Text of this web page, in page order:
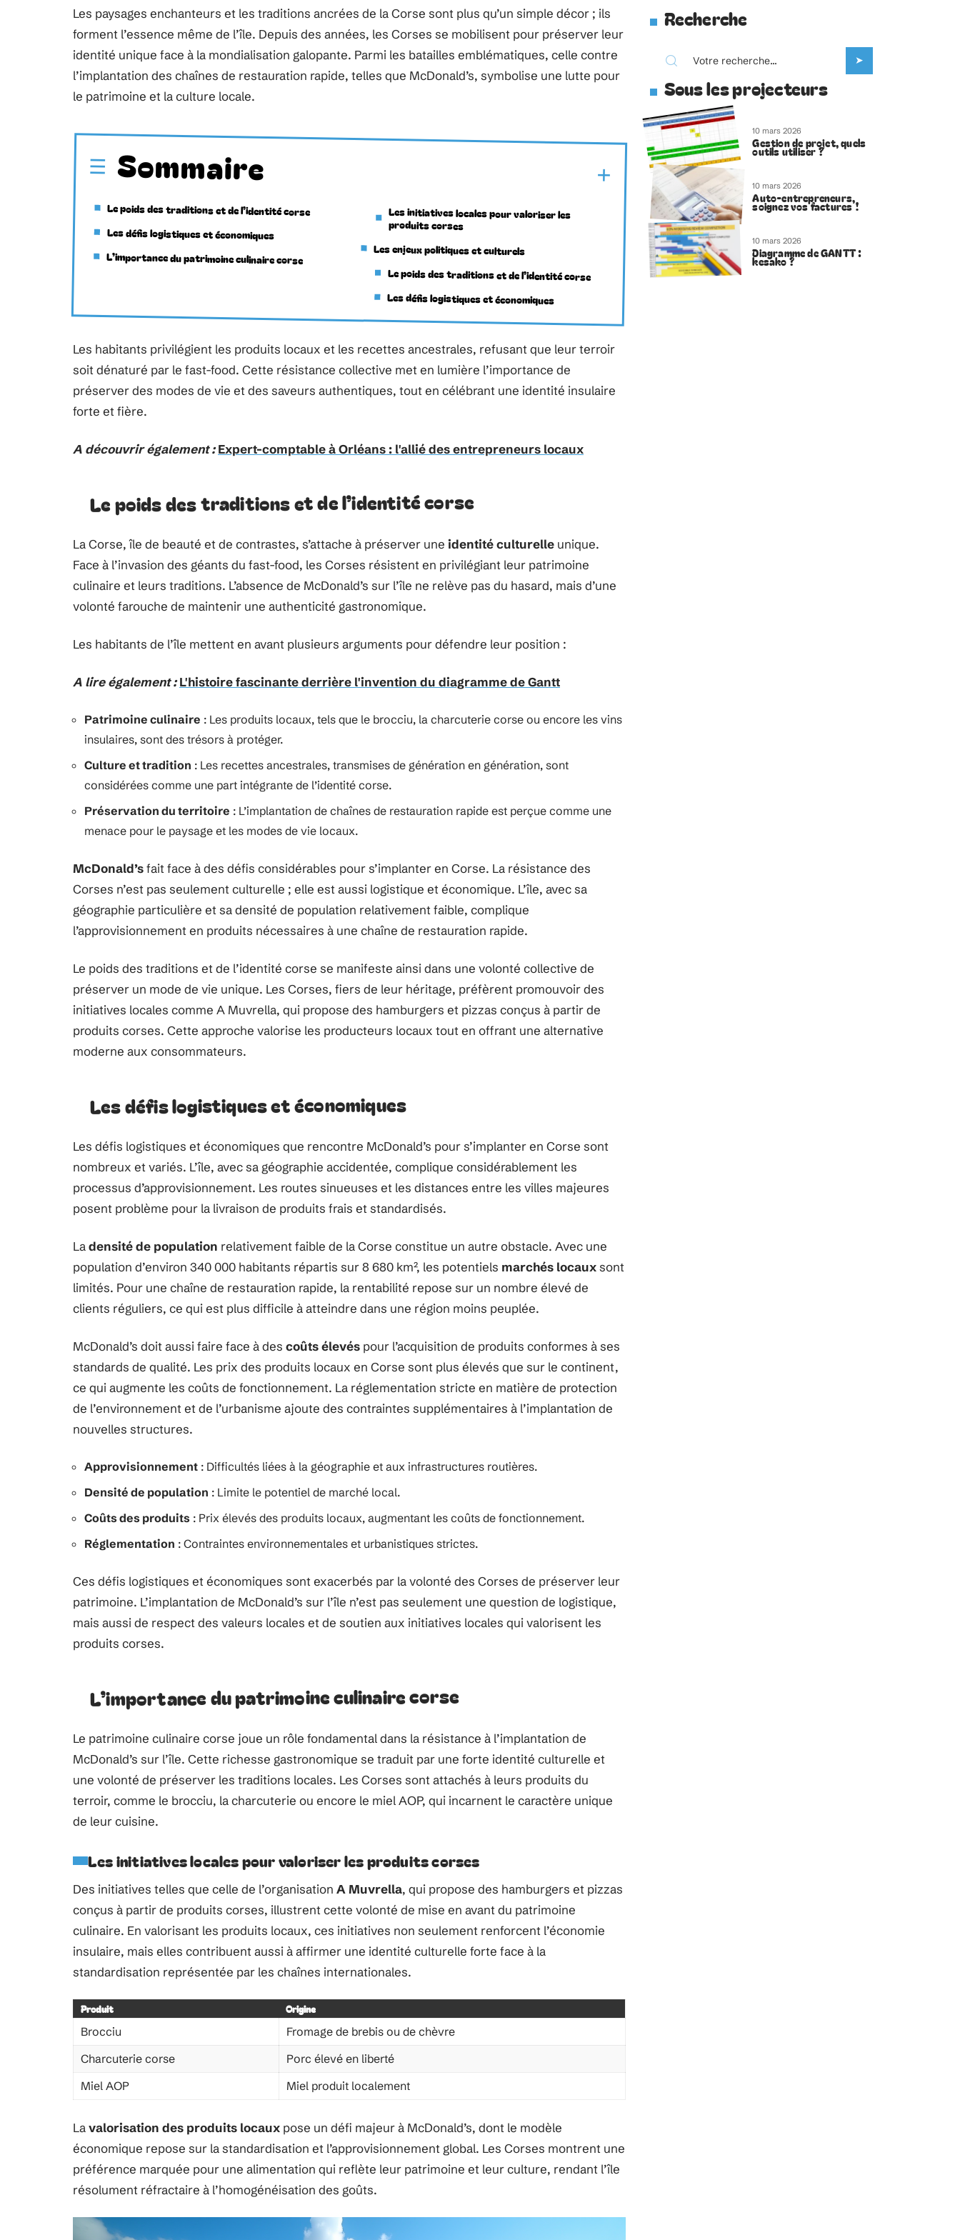
Les paysages enchanteurs et les traditions ancrées de la Corse sont plus qu’un simple décor ; ils
forment l’essence même de l’île. Depuis des années, les Corses se mobilisent pour préserver leur
identité unique face à la mondialisation galopante. Parmi les batailles emblématiques, celle contre
l’implantation des chaînes de restauration rapide, telles que McDonald’s, symbolise une lutte pour
le patrimoine et la culture locale.
Sommaire
Le poids des traditions et de l’identité corse
Les défis logistiques et économiques
L’importance du patrimoine culinaire corse
Les initiatives locales pour valoriser les
produits corses
Les enjeux politiques et culturels
Le poids des traditions et de l’identité corse
Les défis logistiques et économiques
Les habitants privilégient les produits locaux et les recettes ancestrales, refusant que leur terroir
soit dénaturé par le fast-food. Cette résistance collective met en lumière l’importance de
préserver des modes de vie et des saveurs authentiques, tout en célébrant une identité insulaire
forte et fière.
A découvrir également : Expert-comptable à Orléans : l'allié des entrepreneurs locaux
Le poids des traditions et de l’identité corse
La Corse, île de beauté et de contrastes, s’attache à préserver une identité culturelle unique.
Face à l’invasion des géants du fast-food, les Corses résistent en privilégiant leur patrimoine
culinaire et leurs traditions. L’absence de McDonald’s sur l’île ne relève pas du hasard, mais d’une
volonté farouche de maintenir une authenticité gastronomique.
Les habitants de l’île mettent en avant plusieurs arguments pour défendre leur position :
A lire également : L'histoire fascinante derrière l'invention du diagramme de Gantt
Patrimoine culinaire : Les produits locaux, tels que le brocciu, la charcuterie corse ou encore les vins
insulaires, sont des trésors à protéger.
Culture et tradition : Les recettes ancestrales, transmises de génération en génération, sont
considérées comme une part intégrante de l’identité corse.
Préservation du territoire : L’implantation de chaînes de restauration rapide est perçue comme une
menace pour le paysage et les modes de vie locaux.
McDonald’sfait face à des défis considérables pour s’implanter en Corse. La résistance des
Corses n’est pas seulement culturelle ; elle est aussi logistique et économique. L’île, avec sa
géographie particulière et sa densité de population relativement faible, complique
l’approvisionnement en produits nécessaires à une chaîne de restauration rapide.
Le poids des traditions et de l’identité corse se manifeste ainsi dans une volonté collective de
préserver un mode de vie unique. Les Corses, fiers de leur héritage, préfèrent promouvoir des
initiatives locales comme A Muvrella, qui propose des hamburgers et pizzas conçus à partir de
produits corses. Cette approche valorise les producteurs locaux tout en offrant une alternative
moderne aux consommateurs.
Les défis logistiques et économiques
Les défis logistiques et économiques que rencontre McDonald’s pour s’implanter en Corse sont
nombreux et variés. L’île, avec sa géographie accidentée, complique considérablement les
processus d’approvisionnement. Les routes sinueuses et les distances entre les villes majeures
posent problème pour la livraison de produits frais et standardisés.
Ladensité de population relativement faible de la Corse constitue un autre obstacle. Avec une
population d’environ 340 000 habitants répartis sur 8 680 km², les potentiels marchés locauxsont
limités. Pour une chaîne de restauration rapide, la rentabilité repose sur un nombre élevé de
clients réguliers, ce qui est plus difficile à atteindre dans une région moins peuplée.
McDonald’s doit aussi faire face à des coûts élevés pour l’acquisition de produits conformes à ses
standards de qualité. Les prix des produits locaux en Corse sont plus élevés que sur le continent,
ce qui augmente les coûts de fonctionnement. La réglementation stricte en matière de protection
de l’environnement et de l’urbanisme ajoute des contraintes supplémentaires à l’implantation de
nouvelles structures.
Approvisionnement : Difficultés liées à la géographie et aux infrastructures routières.
Densité de population : Limite le potentiel de marché local.
Coûts des produits : Prix élevés des produits locaux, augmentant les coûts de fonctionnement.
Réglementation : Contraintes environnementales et urbanistiques strictes.
Ces défis logistiques et économiques sont exacerbés par la volonté des Corses de préserver leur
patrimoine. L’implantation de McDonald’s sur l’île n’est pas seulement une question de logistique,
mais aussi de respect des valeurs locales et de soutien aux initiatives locales qui valorisent les
produits corses.
L’importance du patrimoine culinaire corse
Le patrimoine culinaire corse joue un rôle fondamental dans la résistance à l’implantation de
McDonald’s sur l’île. Cette richesse gastronomique se traduit par une forte identité culturelle et
une volonté de préserver les traditions locales. Les Corses sont attachés à leurs produits du
terroir, comme le brocciu, la charcuterie ou encore le miel AOP, qui incarnent le caractère unique
de leur cuisine.
Les initiatives locales pour valoriser les produits corses
Des initiatives telles que celle de l’organisation A Muvrella, qui propose des hamburgers et pizzas
conçus à partir de produits corses, illustrent cette volonté de mise en avant du patrimoine
culinaire. En valorisant les produits locaux, ces initiatives non seulement renforcent l’économie
insulaire, mais elles contribuent aussi à affirmer une identité culturelle forte face à la
standardisation représentée par les chaînes internationales.
Produit Origine
Brocciu
Fromage de brebis ou de chèvre
Charcuterie corse
Porc élevé en liberté
Miel AOP
Miel produit localement
Lavalorisation des produits locaux pose un défi majeur à McDonald’s, dont le modèle
économique repose sur la standardisation et l’approvisionnement global. Les Corses montrent une
préférence marquée pour une alimentation qui reflète leur patrimoine et leur culture, rendant l’île
résolument réfractaire à l’homogénéisation des goûts.
Recherche
Sous les projecteurs
10 mars 2026
Gestion de projet, quels
outils utiliser ?
10 mars 2026
Auto-entrepreneurs,
soignez vos factures !
10 mars 2026
Diagramme de GANTT :
kesako ?